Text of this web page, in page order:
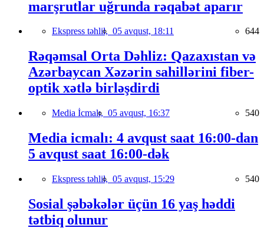
marşrutlar uğrunda rəqabət aparır
Ekspress təhlil, 05 avqust, 18:11 644
Rəqəmsal Orta Dəhliz: Qazaxıstan və
Azərbaycan Xəzərin sahillərini fiber-
optik xətlə birləşdirdi
Media İcmalı, 05 avqust, 16:37 540
Media icmalı: 4 avqust saat 16:00-dan
5 avqust saat 16:00-dək
Ekspress təhlil, 05 avqust, 15:29 540
Sosial şəbəkələr üçün 16 yaş həddi
tətbiq olunur